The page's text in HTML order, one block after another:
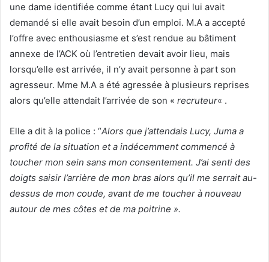
une dame identifiée comme étant Lucy qui lui avait
demandé si elle avait besoin d’un emploi. M.A a accepté
l’offre avec enthousiasme et s’est rendue au bâtiment
annexe de l’ACK où l’entretien devait avoir lieu, mais
lorsqu’elle est arrivée, il n’y avait personne à part son
agresseur. Mme M.A a été agressée à plusieurs reprises
alors qu’elle attendait l’arrivée de son « recruteur« .
Elle a dit à la police : “Alors que j’attendais Lucy, Juma a
profité de la situation et a indécemment commencé à
toucher mon sein sans mon consentement. J’ai senti des
doigts saisir l’arrière de mon bras alors qu’il me serrait au-
dessus de mon coude, avant de me toucher à nouveau
autour de mes côtes et de ma poitrine ».